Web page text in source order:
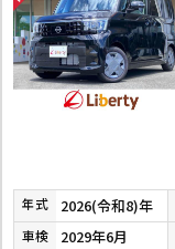
年式 2026(令和8)年
車検 2029年6月